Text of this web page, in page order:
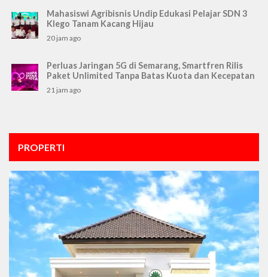
Mahasiswi Agribisnis Undip Edukasi Pelajar SDN 3
Klego Tanam Kacang Hijau
20 jam ago
Perluas Jaringan 5G di Semarang, Smartfren Rilis
Paket Unlimited Tanpa Batas Kuota dan Kecepatan
21 jam ago
PROPERTI